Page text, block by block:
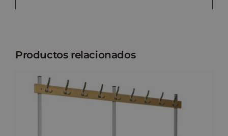
Productos relacionados